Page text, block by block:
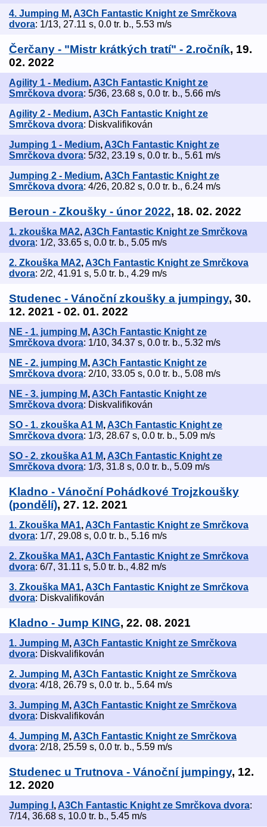
4. Jumping M,A3Ch Fantastic Knight ze Smrčkova
dvora: 1/13, 27.11 s, 0.0 tr. b., 5.53 m/s
Čerčany - "Mistr krátkých tratí" - 2.ročník, 19.
02. 2022
Agility 1 - Medium, A3Ch Fantastic Knight ze
Smrčkova dvora: 5/36, 23.68 s, 0.0 tr. b., 5.66 m/s
Agility 2 - Medium,A3Ch Fantastic Knight ze
Smrčkova dvora: Diskvalifikován
Jumping 1 - Medium, A3Ch Fantastic Knight ze
Smrčkova dvora: 5/32, 23.19 s, 0.0 tr. b., 5.61 m/s
Jumping 2 - Medium,A3Ch Fantastic Knight ze
Smrčkova dvora: 4/26, 20.82 s, 0.0 tr. b., 6.24 m/s
Beroun - Zkoušky - únor 2022, 18. 02. 2022
1. zkouška MA2, A3Ch Fantastic Knight ze Smrčkova
dvora: 1/2, 33.65 s, 0.0 tr. b., 5.05 m/s
2. Zkouška MA2,A3Ch Fantastic Knight ze Smrčkova
dvora: 2/2, 41.91 s, 5.0 tr. b., 4.29 m/s
Studenec - Vánoční zkoušky a jumpingy, 30.
12. 2021 - 02. 01. 2022
NE - 1. jumping M, A3Ch Fantastic Knight ze
Smrčkova dvora: 1/10, 34.37 s, 0.0 tr. b., 5.32 m/s
NE - 2. jumping M,A3Ch Fantastic Knight ze
Smrčkova dvora: 2/10, 33.05 s, 0.0 tr. b., 5.08 m/s
NE - 3. jumping M, A3Ch Fantastic Knight ze
Smrčkova dvora: Diskvalifikován
SO - 1. zkouška A1 M,A3Ch Fantastic Knight ze
Smrčkova dvora: 1/3, 28.67 s, 0.0 tr. b., 5.09 m/s
SO - 2. zkouška A1 M, A3Ch Fantastic Knight ze
Smrčkova dvora: 1/3, 31.8 s, 0.0 tr. b., 5.09 m/s
Kladno - Vánoční Pohádkové Trojzkoušky
(pondělí), 27. 12. 2021
1. Zkouška MA1,A3Ch Fantastic Knight ze Smrčkova
dvora: 1/7, 29.08 s, 0.0 tr. b., 5.16 m/s
2. Zkouška MA1, A3Ch Fantastic Knight ze Smrčkova
dvora: 6/7, 31.11 s, 5.0 tr. b., 4.82 m/s
3. Zkouška MA1,A3Ch Fantastic Knight ze Smrčkova
dvora: Diskvalifikován
Kladno - Jump KING, 22. 08. 2021
1. Jumping M, A3Ch Fantastic Knight ze Smrčkova
dvora: Diskvalifikován
2. Jumping M,A3Ch Fantastic Knight ze Smrčkova
dvora: 4/18, 26.79 s, 0.0 tr. b., 5.64 m/s
3. Jumping M, A3Ch Fantastic Knight ze Smrčkova
dvora: Diskvalifikován
4. Jumping M,A3Ch Fantastic Knight ze Smrčkova
dvora: 2/18, 25.59 s, 0.0 tr. b., 5.59 m/s
Studenec u Trutnova - Vánoční jumpingy, 12.
12. 2020
Jumping I , A3Ch Fantastic Knight ze Smrčkova dvora:
7/14, 36.68 s, 10.0 tr. b., 5.45 m/s